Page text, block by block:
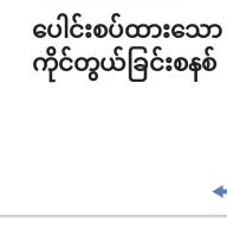
ပေါင်းစပ်ထားသေ
ကိုင်တွယ်ခြင်းစနစ်